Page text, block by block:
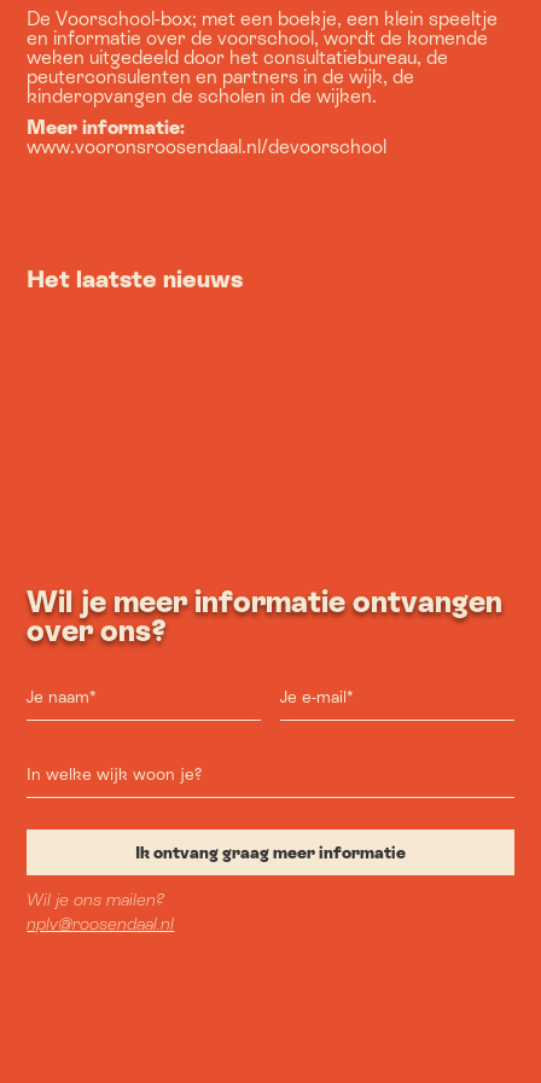
De Voorschool-box; met een boekje, een klein speeltje
en informatie over de voorschool, wordt de komende
weken uitgedeeld door het consultatiebureau, de
peuterconsulenten en partners in de wijk, de
kinderopvangen de scholen in de wijken.
Meer informatie:
www.vooronsroosendaal.nl/devoorschool
Het laatste nieuws
Wil je meer informatie ontvangen
over ons?
Wil je ons mailen?
nplv@roosendaal.nl